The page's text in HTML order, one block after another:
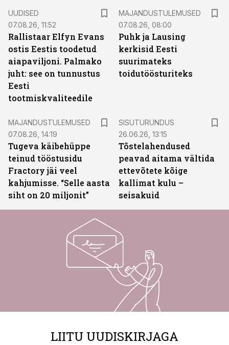
UUDISED
07.08.26, 11:52
Rallistaar Elfyn Evans
ostis Eestis toodetud
aiapaviljoni. Palmako
juht: see on tunnustus
Eesti
tootmiskvaliteedile
MAJANDUSTULEMUSED
07.08.26, 08:00
Puhk ja Lausing
kerkisid Eesti
suurimateks
toidutöösturiteks
MAJANDUSTULEMUSED
07.08.26, 14:19
Tugeva käibehüppe
teinud tööstusidu
Fractory jäi veel
kahjumisse. “Selle aasta
siht on 20 miljonit”
SISUTURUNDUS
26.06.26, 13:15
Tõstelahendused
peavad aitama vältida
ettevõtete kõige
kallimat kulu –
seisakuid
LIITU UUDISKIRJAGA